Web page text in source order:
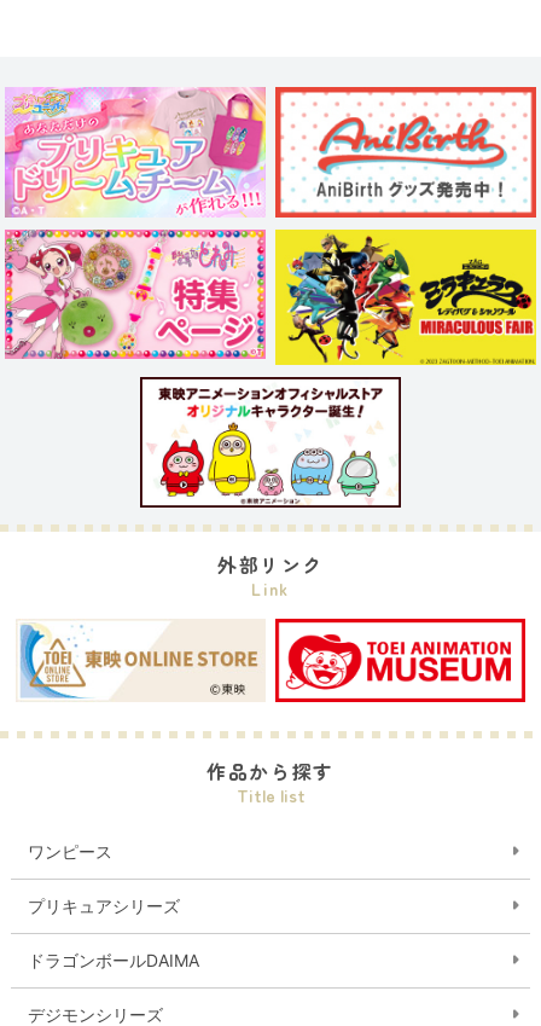
外部リンク
Link
作品から探す
Title list
ワンピース
プリキュアシリーズ
ドラゴンボールDAIMA
デジモンシリーズ